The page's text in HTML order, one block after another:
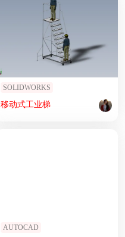
SOLIDWORKS
移动式工业梯
AUTOCAD